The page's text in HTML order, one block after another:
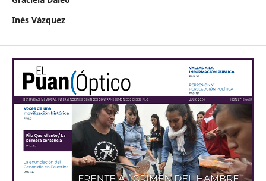
Inés Vázquez